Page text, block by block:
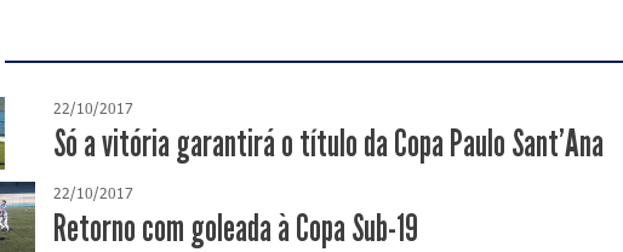
22/10/2017
Só a vitória garantirá o título da Copa Paulo Sant'Ana
22/10/2017
Retorno com goleada à Copa Sub-19